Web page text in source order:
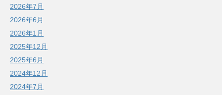
2026年7月
2026年6月
2026年1月
2025年12月
2025年6月
2024年12月
2024年7月